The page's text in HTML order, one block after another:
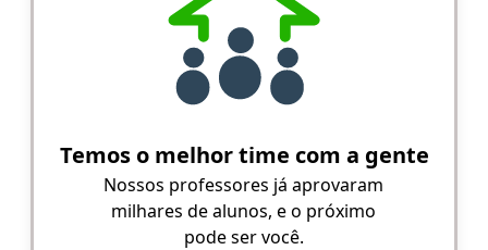
Temos o melhor time com a gente
Nossos professores já aprovaram
milhares de alunos, e o próximo
pode ser você.